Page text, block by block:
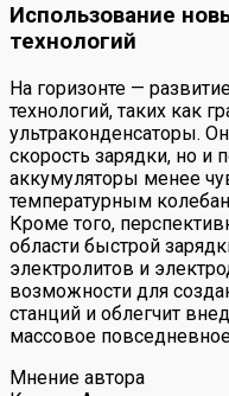
Использование
технологий
На горизонте —
технологий, таких как
ультраконденсаторы.
скорость зарядки, но и
аккумуляторы менее
температурным
Кроме того,
области быстрой
электролитов и
возможности для
станций и облегчит
массовое
Мнение автора